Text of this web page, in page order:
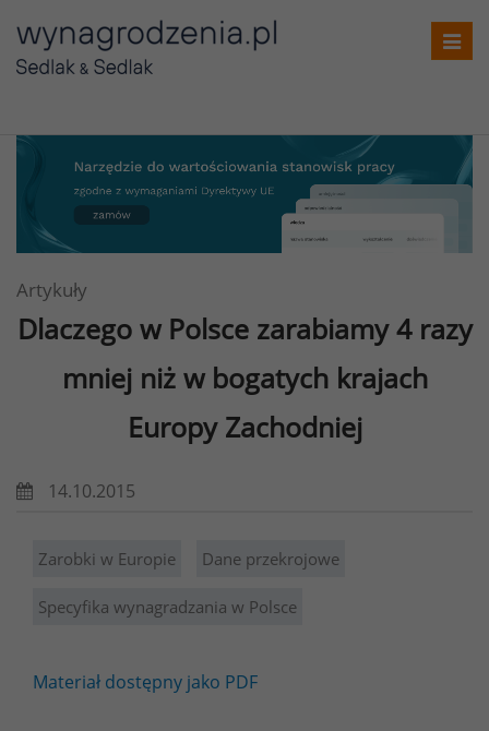
Artykuły
Dlaczego w Polsce zarabiamy 4 razy
mniej niż w bogatych krajach
Europy Zachodniej
14.10.2015
Zarobki w Europie Dane przekrojowe
Specyfika wynagradzania w Polsce
Materiał dostępny jako PDF